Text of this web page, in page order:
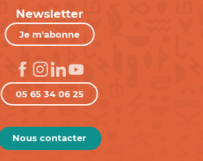
Newsletter
Je m'abonne
05 65 34 06 25
Nous contacter